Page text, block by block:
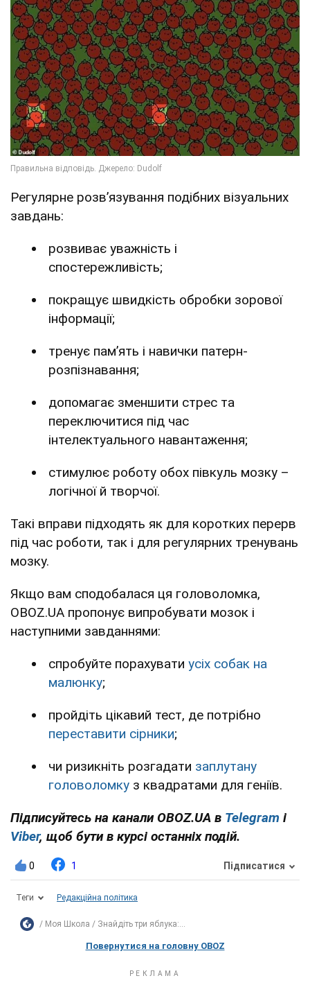
Регулярне розв’язування подібних візуальних
завдань:
розвиває уважність і
спостережливість;
покращує швидкість обробки зорової
інформації;
тренує пам’ять і навички патерн-
розпізнавання;
допомагає зменшити стрес та
переключитися під час
інтелектуального навантаження;
стимулює роботу обох півкуль мозку –
логічної й творчої.
Такі вправи підходять як для коротких перерв
під час роботи, так і для регулярних тренувань
мозку.
Якщо вам сподобалася ця головоломка,
OBOZ.UA пропонує випробувати мозок і
наступними завданнями:
спробуйте порахувати усіх собак на
малюнку;
пройдіть цікавий тест, де потрібно
переставити сірники;
чи ризикніть розгадати заплутану
головоломку з квадратами для геніїв.
Підписуйтесь на канали OBOZ.UA в Telegram і
Viber, щоб бути в курсі останніх подій.
0 1 Підписатися
Теги Редакційна політика
Моя Школа Знайдіть три яблука:...
Повернутися на головну OBOZ